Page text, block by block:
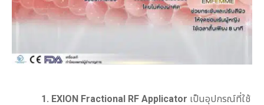
1. EXION Fractional RF Applicator เป็นอุปกรณ์ที่ใช้